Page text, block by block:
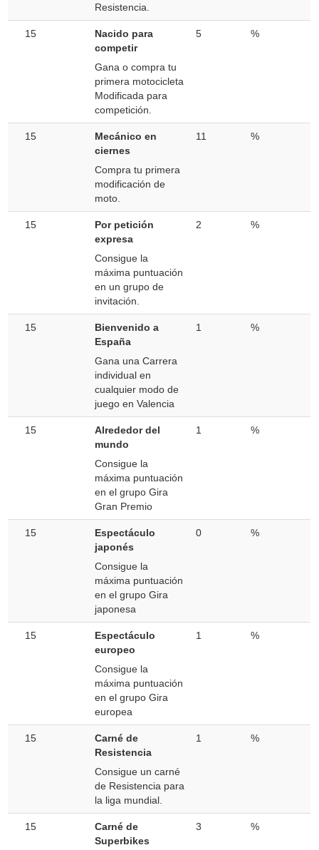
Resistencia.
15
Nacido para
competir
Gana o compra tu
primera motocicleta
Modificada para
competición.
5 %
15
Mecánico en
ciernes
Compra tu primera
modificación de
moto.
11 %
15
Por petición
expresa
Consigue la
máxima puntuación
en un grupo de
invitación.
2 %
15
Bienvenido a
España
Gana una Carrera
individual en
cualquier modo de
juego en Valencia
1 %
15
Alrededor del
mundo
Consigue la
máxima puntuación
en el grupo Gira
Gran Premio
1 %
15
Espectáculo
japonés
Consigue la
máxima puntuación
en el grupo Gira
japonesa
0 %
15
Espectáculo
europeo
Consigue la
máxima puntuación
en el grupo Gira
europea
1 %
15
Carné de
Resistencia
Consigue un carné
de Resistencia para
la liga mundial.
1 %
15
Carné de
Superbikes
3 %